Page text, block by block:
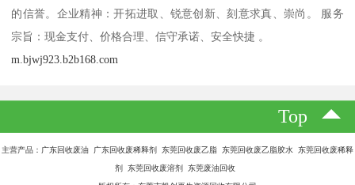
的信誉。企业精神：开拓进取、锐意创新、刻意求真、崇尚。 服务
宗旨：现金支付、价格合理、信守承诺、安全快捷 。
m.bjwj923.b2b168.com
Top
主营产品：广东回收废油 广东回收废稀释剂 东莞回收废乙脂 东莞回收废乙脂胶水 东莞回收废稀释
剂 东莞回收废溶剂 东莞废油回收